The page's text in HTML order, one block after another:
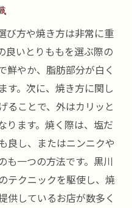
び方や焼き方は非常に重
良いとりももを選ぶ際の
鮮やか、脂肪部分が白く
す。次に、焼き方に関し
ることで、外はカリッと
ります。焼く際は、塩だ
良し、またはニンニクや
も一つの方法です。黒川
テクニックを駆使し、焼
供しているお店が数多く